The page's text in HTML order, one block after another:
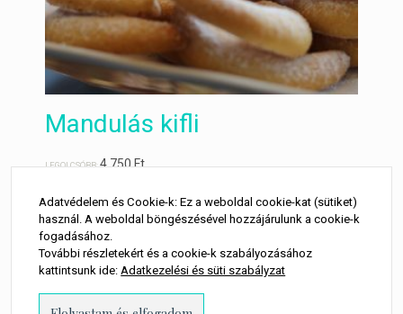
Mandulás kifli
LEGOLCSÓBB:4 750Ft
kövess minket
Adatvédelem és Cookie-k: Ez a weboldal cookie-kat (sütiket)
használ. A weboldal böngészésével hozzájárulunk a cookie-k
fogadásához.
További részletekért és a cookie-k szabályozásához
kattintsunk ide:Adatkezelési és süti szabályzat